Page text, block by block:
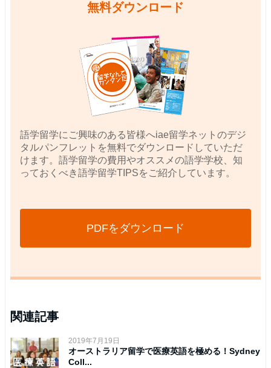
無料ダウンロード
語学留学にご興味のある皆様へiae留学ネットのデジ
タルパンフレットを無料でダウンロードしていただ
けます。語学留学の費用やオススメの語学学校、知
っておくべき語学留学TIPSをご紹介しています。
PDFをダウンロード
関連記事
2019年7月19日
オーストラリア留学で医療英語を極める！Sydney
Coll...